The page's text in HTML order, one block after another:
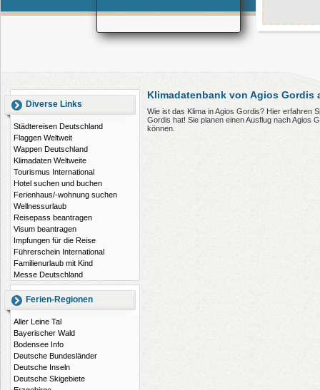
Diverse Links
Städtereisen Deutschland
Flaggen Weltweit
Wappen Deutschland
Klimadaten Weltweite
Tourismus International
Hotel suchen und buchen
Ferienhaus/-wohnung suchen
Wellnessurlaub
Reisepass beantragen
Visum beantragen
Impfungen für die Reise
Führerschein International
Familienurlaub mit Kind
Messe Deutschland
Ferien-Regionen
Aller Leine Tal
Bayerischer Wald
Bodensee Info
Deutsche Bundesländer
Deutsche Inseln
Deutsche Skigebiete
Klimadatenbank von Agios Gordis
Wie ist das Klima in Agios Gordis? Hier erfahren
Gordis hat! Sie planen einen Ausflug nach Agios
können.